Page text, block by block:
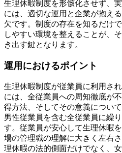
生理休暇制度を形骸化させず、
には、適切な運用と企業が抱え
欠です。制度の存在を知るだけ
しやすい環境を整えることが、
き出す鍵となります。
運用におけるポイント
生理休暇制度が従業員に利用さ
には、全従業員への周知徹底が
得方法、そしてその意義につい
男性従業員を含む全従業員に繰
す。従業員が安心して生理休暇
場の管理職の理解に大きく左右
理休暇の法的側面だけでなく、